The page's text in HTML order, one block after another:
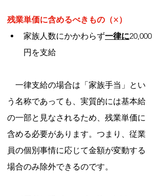
残業単価に含めるべきもの（×）
家族人数にかかわらず一律に20,000
円を支給
一律支給の場合は「家族手当」とい
う名称であっても、実質的には基本給
の一部と見なされるため、残業単価に
含める必要があります。つまり、従業
員の個別事情に応じて金額が変動する
場合のみ除外できるのです。